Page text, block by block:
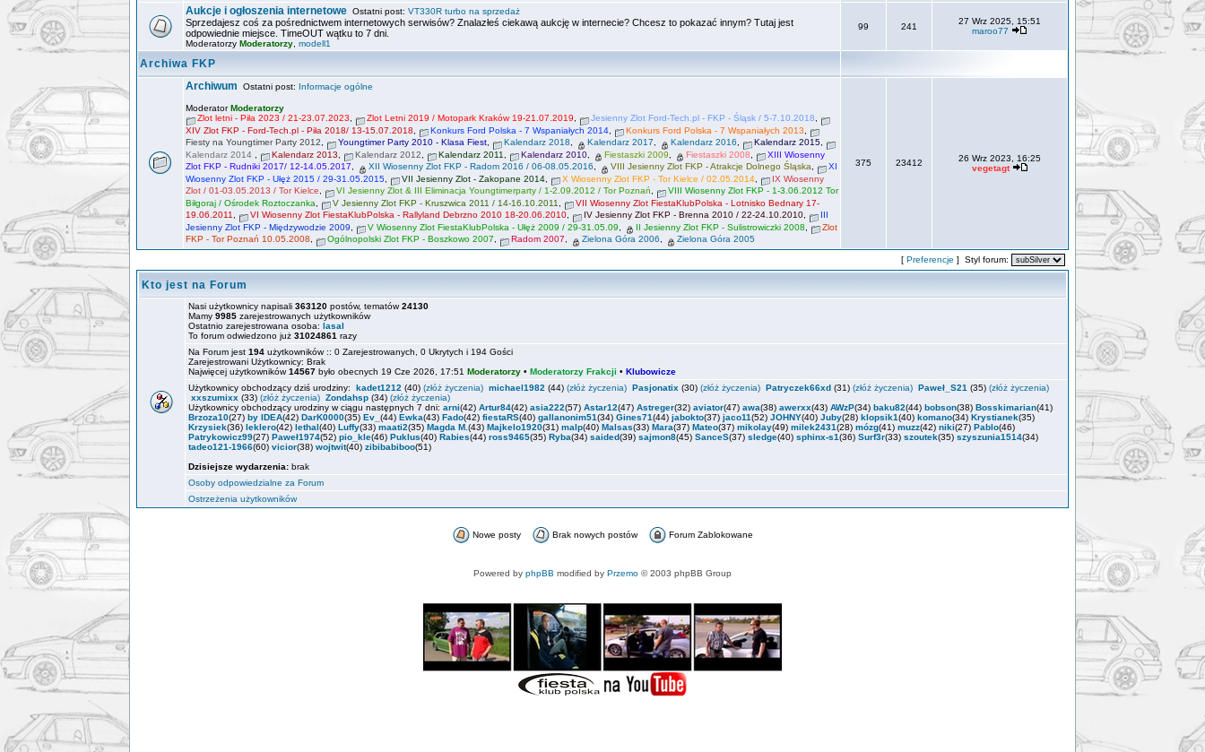
Aukcje i ogłoszenia internetowe Ostatni post: VT330R turbo na sprzedaż
Sprzedajesz coś za pośrednictwem internetowych serwisów? Znalazłeś ciekawą aukcję w internecie? Chcesz to pokazać innym? Tutaj jest
odpowiednie miejsce. TimeOUT wątku to 7 dni.
Moderatorzy Moderatorzy modell1
99 241
27 Wrz 2025, 15:51
maroo77
Archiwa FKP
Archiwum Ostatni post: Informacje ogólne
ModeratorModeratorzy
Zlot letni - Piła 2023 / 21-23.07.2023
Zlot Letni 2019 / Motopark Kraków 19-21.07.2019 Jesienny Zlot Ford-Tech.pl - FKP - Śląsk / 5-7.10.2018
XIV Zlot FKP - Ford-Tech.pl - Piła 2018/ 13-15.07.2018
Konkurs Ford Polska - 7 Wspaniałych 2014 Konkurs Ford Polska - 7 Wspaniałych 2013
Fiesty na Youngtimer Party 2012
Youngtimer Party 2010 - Klasa Fiest Kalendarz 2018 Kalendarz 2017 Kalendarz 2016 Kalendarz 2015
Kalendarz 2014
Kalendarz 2013 Kalendarz 2012 Kalendarz 2011 Kalendarz 2010 Fiestaszki 2009 Fiestaszki 2008
XIII Wiosenny
Zlot FKP - Rudniki 2017/ 12-14.05.2017
XII Wiosenny Zlot FKP - Radom 2016 / 06-08.05.2016 VIII Jesienny Zlot FKP - Atrakcje Dolnego Śląska
XI
Wiosenny Zlot FKP - Ułęż 2015 / 29-31.05.2015
VII Jesienny Zlot - Zakopane 2014 X Wiosenny Zlot FKP - Tor Kielce / 02.05.2014
IX Wiosenny
Zlot / 01-03.05.2013 / Tor Kielce
VI Jesienny Zlot & III Eliminacja Youngtimerparty / 1-2.09.2012 / Tor Poznań
VIII Wiosenny Zlot FKP - 1-3.06.2012 Tor
Biłgoraj / Ośrodek Roztoczanka
V Jesienny Zlot FKP - Kruszwica 2011 / 14-16.10.2011
VII Wiosenny Zlot FiestaKlubPolska - Lotnisko Bednary 17-
19.06.2011
VI Wiosenny Zlot FiestaKlubPolska - Rallyland Debrzno 2010 18-20.06.2010 IV Jesienny Zlot FKP - Brenna 2010 / 22-24.10.2010
III
Jesienny Zlot FKP - Międzywodzie 2009
V Wiosenny Zlot FiestaKlubPolska - Ułęż 2009 / 29-31.05.09 II Jesienny Zlot FKP - Sulistrowiczki 2008
Zlot
FKP - Tor Poznań 10.05.2008
Ogólnopolski Zlot FKP - Boszkowo 2007 Radom 2007 Zielona Góra 2006 Zielona Góra 2005
375 23412
26 Wrz 2023, 16:25
vegetagt
[ Preferencje ] Styl forum:
Kto jest na Forum
Nasi użytkownicy napisali 363120 postów, tematów24130
Mamy 9985 zarejestrowanych użytkowników
Ostatnio zarejestrowana osoba: lasal
To forum odwiedzono już 31024861 razy
Na Forum jest 194 użytkowników :: 0 Zarejestrowanych, 0 Ukrytych i 194 Gości
Zarejestrowani Użytkownicy: Brak
Najwięcej użytkowników14567 było obecnych 19 Cze 2026, 17:51 Moderatorzy • Moderatorzy Frakcji • Klubowicze
Użytkownicy obchodzący dziś urodziny: kadet1212 (40) (złóż życzenia) michael1982 (44) (złóż życzenia) Pasjonatix (30) (złóż życzenia) Patryczek66xd (31) (złóż życzenia) Paweł_S21 (35) (złóż życzenia)
xxszumixx (33) (złóż życzenia) Zondahsp (34) (złóż życzenia)
Użytkownicy obchodzący urodziny w ciągu następnych 7 dni: arni(42) Artur84(42) asia222(57) Astar12(47) Astreger(32) aviator(47) awa(38) awerxx(43) AWzP(34) baku82(44) bobson(38) Bosskimarian(41)
Brzoza10(27) by IDEA(42) DarK0000(35) Ev_ (44) Ewka(43) Fado(42) fiestaRS(40) gallanonim51(34) Gines71(44) jabokto(37) jaco11(52) JOHNY(40) Juby(28) klopsik1(40) komano(34) Krystianek(35)
Krzysiek(36) leklero(42) lethal(40) Luffy(33) maati2(35) Magda M. (43) Majkelo1920(31) malp(40) Malsas(33) Mara(37) Mateo(37) mikolay(49) milek2431(28) mózg(41) muzz(42) niki(27) Pablo(46)
Patrykowicz99(27) Paweł1974(52) pio_kle(46) Puklus(40) Rabies(44) ross9465(35) Ryba(34) saided(39) sajmon8(45) SanceS(37) sledge(40) sphinx-s1(36) Surf3r(33) szoutek(35) szyszunia1514(34)
tadeo121-1966(60) vicior(38) wojtwit(40) zibibabiboo(51)
Dzisiejsze wydarzenia: brak
Osoby odpowiedzialne za Forum
Ostrzeżenia użytkowników
Nowe posty Brak nowych postów Forum Zablokowane
Powered by phpBB modified by Przemo © 2003 phpBB Group